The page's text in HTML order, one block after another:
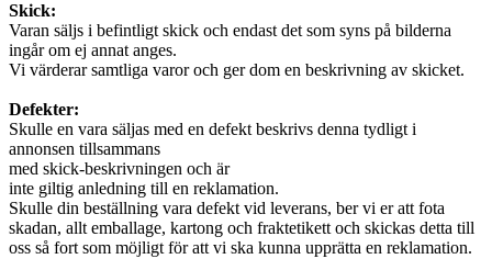
Skick:
Varan säljs i befintligt skick och endast det som syns på bilderna
ingår om ej annat anges.
Vi värderar samtliga varor och ger dom en beskrivning av skicket.
Defekter:
Skulle en vara säljas med en defekt beskrivs denna tydligt i
annonsen tillsammans
med skick-beskrivningen och är
inte giltig anledning till en reklamation.
Skulle din beställning vara defekt vid leverans, ber vi er att fota
skadan, allt emballage, kartong och fraktetikett och skickas detta till
oss så fort som möjligt för att vi ska kunna upprätta en reklamation.